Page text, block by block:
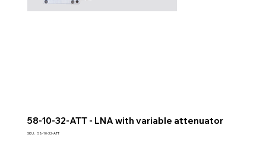
58-10-32-ATT - LNA with variable attenuator
SKU : SKU
58-10-32-ATT